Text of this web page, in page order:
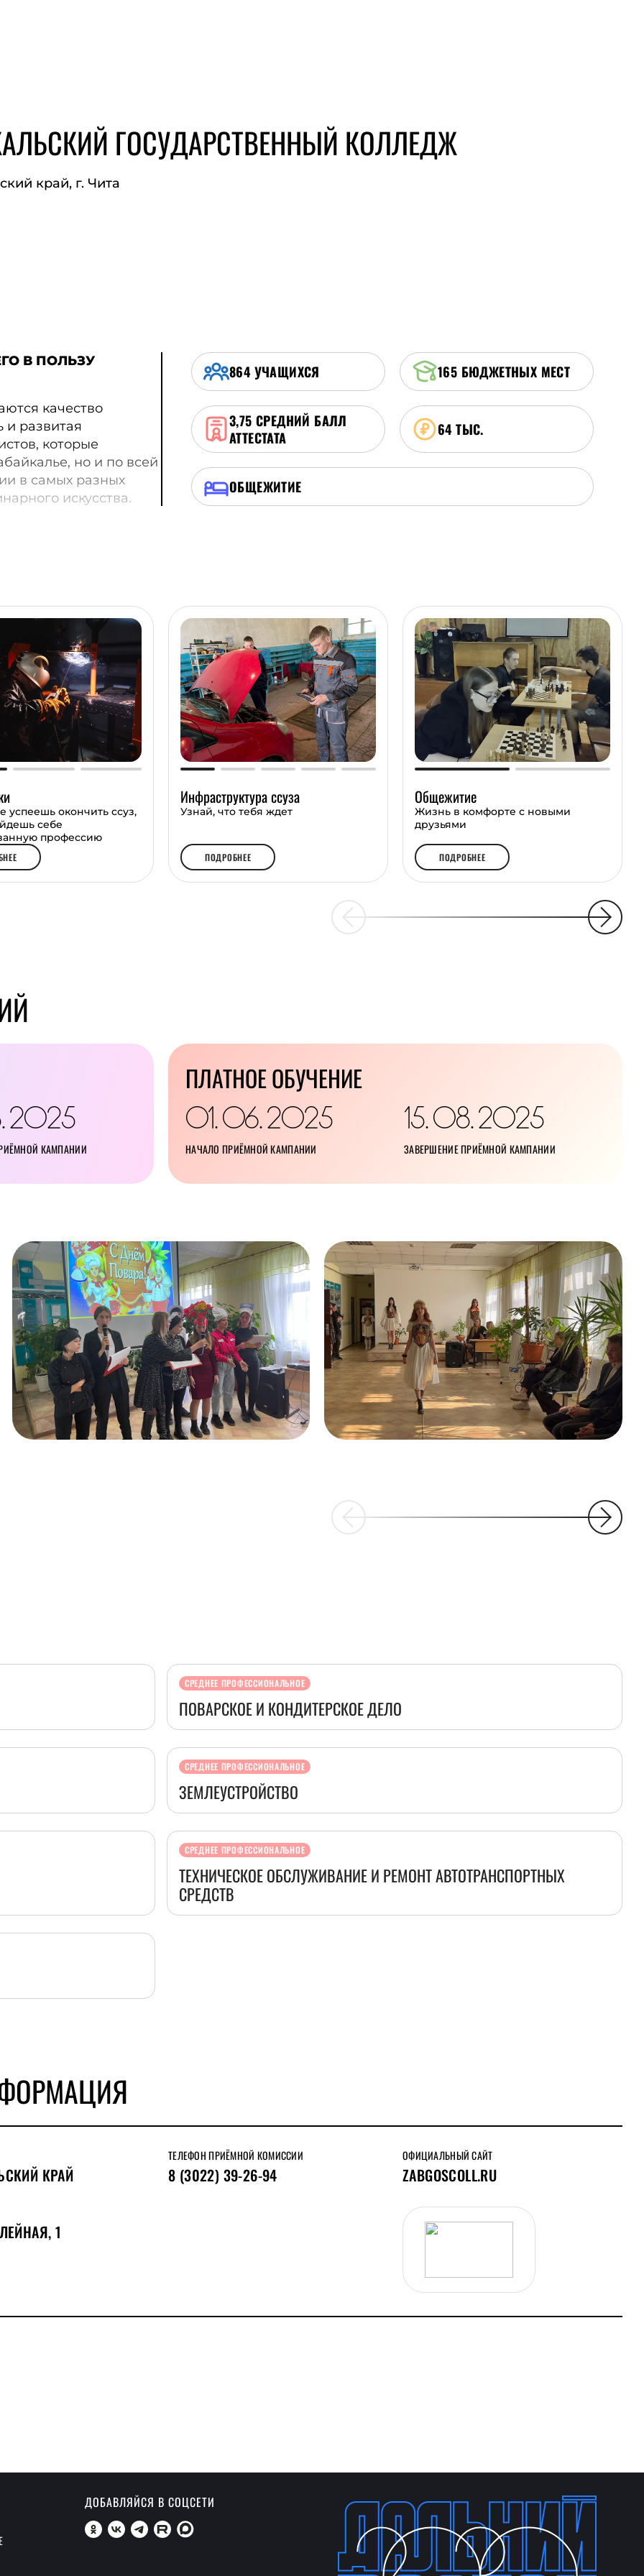
ГОСУДАРСТВЕННЫЙ КОЛЛЕДЖ
край, г. Чита
В ПОЛЬЗУ
качество
и развитая
которые
но и по всей
в самых разных
искусства.
реальный опыт
посещают мастер-
и делают
чемпионатах
победу в 2024
результаты
в кулинарии и
навыки и
864УЧАЩИХСЯ 165 БЮДЖЕТНЫХ МЕСТ
3,75 СРЕДНИЙ БАЛЛ
АТТЕСТАТА
64 ТЫС.
ОБЩЕЖИТИЕ
успеешь окончить ссуз,
себе
профессию
Инфраструктура ссуза
Узнай, что тебя ждет
ПОДРОБНЕЕ
Общежитие
Жизнь в комфорте с новыми
друзьями
ПОДРОБНЕЕ
2025
КАМПАНИИ
ПЛАТНОЕ ОБУЧЕНИЕ
01 06 2025
НАЧАЛО ПРИЁМНОЙ КАМПАНИИ
15 08 2025
ЗАВЕРШЕНИЕ ПРИЁМНОЙ КАМПАНИИ
СРЕДНЕЕ ПРОФЕССИОНАЛЬНОЕ
ПОВАРСКОЕ И КОНДИТЕРСКОЕ ДЕЛО
СРЕДНЕЕ ПРОФЕССИОНАЛЬНОЕ
ЗЕМЛЕУСТРОЙСТВО
СРЕДНЕЕ ПРОФЕССИОНАЛЬНОЕ
ТЕХНИЧЕСКОЕ ОБСЛУЖИВАНИЕ И РЕМОНТ АВТОТРАНСПОРТНЫХ
СРЕДСТВ
КРАЙ
ОФИЦИАЛЬНЫЙ САЙТ
ZABGOSCOLL.RU
ТЕЛЕФОН ПРИЁМНОЙ КОМИССИИ
8 (3022) 39-26-94
1
ДОБАВЛЯЙСЯ В СОЦСЕТИ